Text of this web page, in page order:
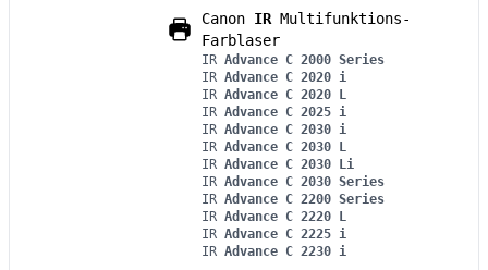
Canon IRMultifunktions-
Farblaser
IR Advance C 2000 Series
IR Advance C 2020 i
IR Advance C 2020 L
IR Advance C 2025 i
IR Advance C 2030 i
IR Advance C 2030 L
IR Advance C 2030 Li
IR Advance C 2030 Series
IR Advance C 2200 Series
IR Advance C 2220 L
IR Advance C 2225 i
IR Advance C 2230 i